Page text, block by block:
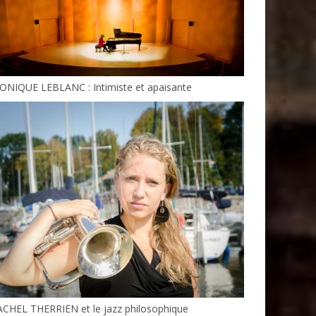
LEBLANC : Intimiste et apaisante
THERRIEN et le jazz philosophique